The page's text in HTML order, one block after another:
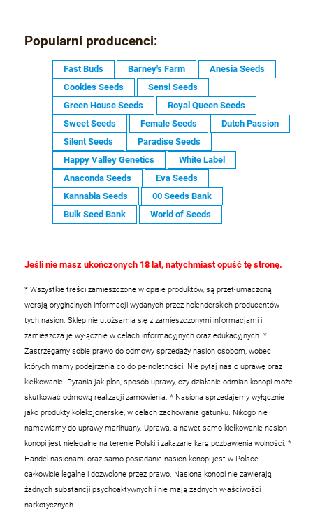
Popularni producenci:
Fast Buds Barney's Farm
Anesia Seeds
Cookies Seeds
Sensi Seeds
Green House Seeds
Royal Queen Seeds
Sweet Seeds
Female Seeds
Dutch Passion
Silent Seeds
Paradise Seeds
Happy Valley Genetics
White Label
Anaconda Seeds
Eva Seeds
Kannabia Seeds
00 Seeds Bank
Bulk Seed Bank
World of Seeds
Jeśli nie masz ukończonych 18 lat, natychmiast opuść tę stronę.
* Wszystkie treści zamieszczone w opisie produktów, są przetłumaczoną
wersją oryginalnych informacji wydanych przez holenderskich producentów
tych nasion. Sklep nie utożsamia się z zamieszczonymi informacjami i
zamieszcza je wyłącznie w celach informacyjnych oraz edukacyjnych. *
Zastrzegamy sobie prawo do odmowy sprzedaży nasion osobom, wobec
których mamy podejrzenia co do pełnoletności. Nie pytaj nas o uprawę oraz
kiełkowanie. Pytania jak plon, sposób uprawy, czy działanie odmian konopi może
skutkować odmową realizacji zamówienia. * Nasiona sprzedajemy wyłącznie
jako produkty kolekcjonerskie, w celach zachowania gatunku. Nikogo nie
namawiamy do uprawy marihuany. Uprawa, a nawet samo kiełkowanie nasion
konopi jest nielegalne na terenie Polski i zakazane karą pozbawienia wolności. *
Handel nasionami oraz samo posiadanie nasion konopi jest w Polsce
całkowicie legalne i dozwolone przez prawo. Nasiona konopi nie zawierają
żadnych substancji psychoaktywnych i nie mają żadnych właściwości
narkotycznych.